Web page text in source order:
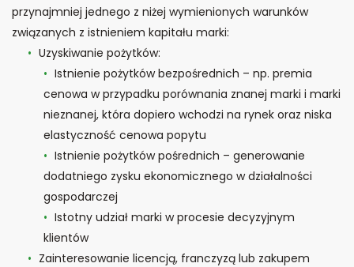
przynajmniej jednego z niżej wymienionych warunków
związanych z istnieniem kapitału marki:
Uzyskiwanie pożytków:
Istnienie pożytków bezpośrednich – np. premia
cenowa w przypadku porównania znanej marki i marki
nieznanej, która dopiero wchodzi na rynek oraz niska
elastyczność cenowa popytu
Istnienie pożytków pośrednich – generowanie
dodatniego zysku ekonomicznego w działalności
gospodarczej
Istotny udział marki w procesie decyzyjnym
klientów
Zainteresowanie licencją, franczyzą lub zakupem